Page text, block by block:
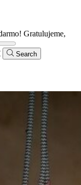
Gratulujeme,
Search